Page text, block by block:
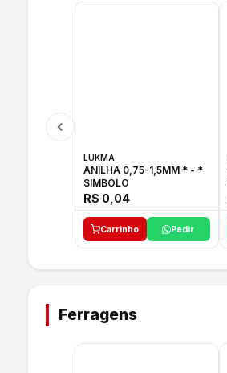
LUKMA
ANILHA 0,75-1,5MM * - *
SIMBOLO
R$ 0,04
Carrinho Pedir
Ferragens